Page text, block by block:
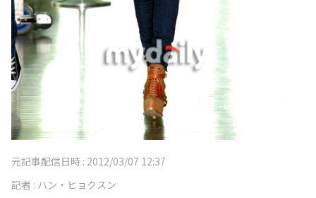
元記事配信日時 : 2012/03/07 12:37
記者 : ハン・ヒョクスン